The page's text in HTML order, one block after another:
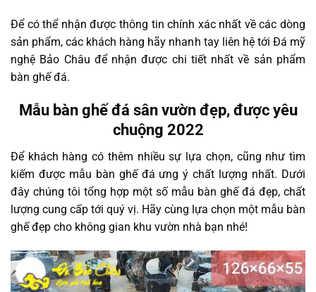
Để có thể nhận được thông tin chính xác nhất về các dòng
sản phẩm, các khách hàng hãy nhanh tay liên hệ tới Đá mỹ
nghệ Bảo Châu để nhận được chi tiết nhất về sản phẩm
bàn ghế đá.
Mẫu bàn ghế đá sân vườn đẹp, được yêu
chuộng 2022
Để khách hàng có thêm nhiều sự lựa chọn, cũng như tìm
kiếm được mẫu bàn ghế đá ưng ý chất lượng nhất. Dưới
đây chúng tôi tổng hợp một số mẫu bàn ghế đá đẹp, chất
lượng cung cấp tới quý vị. Hãy cùng lựa chọn một mẫu bàn
ghế đẹp cho không gian khu vườn nhà bạn nhé!